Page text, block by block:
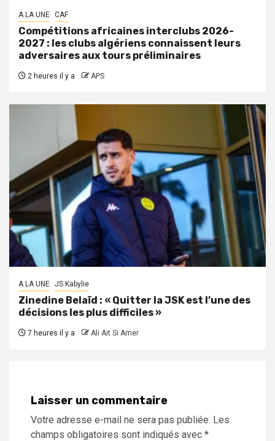
A LA UNE CAF
Compétitions africaines interclubs 2026-
2027 : les clubs algériens connaissent leurs
adversaires aux tours préliminaires
2 heures il y a APS
A LA UNE JS Kabylie
Zinedine Belaïd : « Quitter la JSK est l’une des
décisions les plus difficiles »
7 heures il y a Ali Ait Si Amer
Laisser un commentaire
Votre adresse e-mail ne sera pas publiée. Les
champs obligatoires sont indiqués avec *